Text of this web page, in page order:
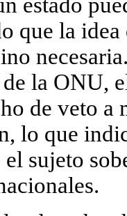
que la
la ONU,
de veto a
lo que
sujeto